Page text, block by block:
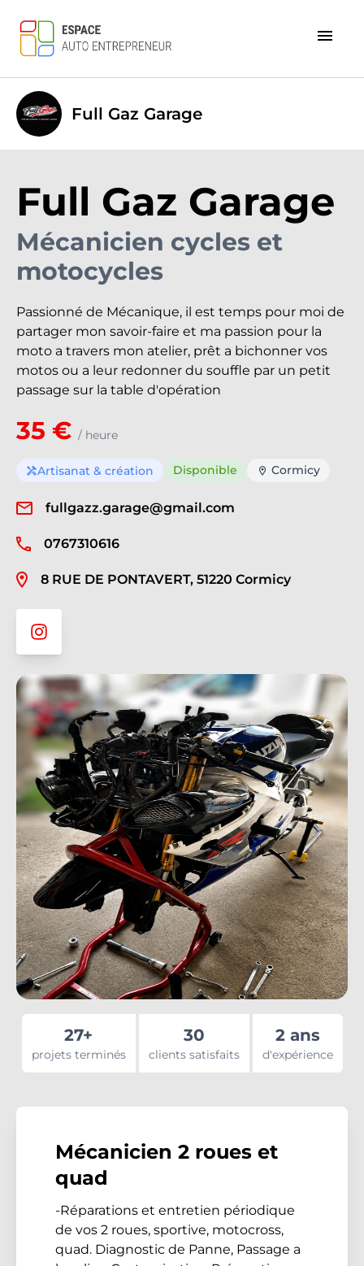
menu
Full Gaz Garage
Full Gaz Garage
Mécanicien cycles et
motocycles
Passionné de Mécanique, il est temps pour moi de
partager mon savoir-faire et ma passion pour la
moto a travers mon atelier, prêt a bichonner vos
motos ou a leur redonner du souffle par un petit
passage sur la table d'opération
35 € / heure
handymanArtisanat & création Disponible location_on Cormicy
fullgazz.garage@gmail.com
0767310616
8 RUE DE PONTAVERT, 51220 Cormicy
27+
projets terminés
30
clients satisfaits
2 ans
d'expérience
Mécanicien 2 roues et
quad
-Réparations et entretien périodique
de vos 2 roues, sportive, motocross,
quad. Diagnostic de Panne, Passage a